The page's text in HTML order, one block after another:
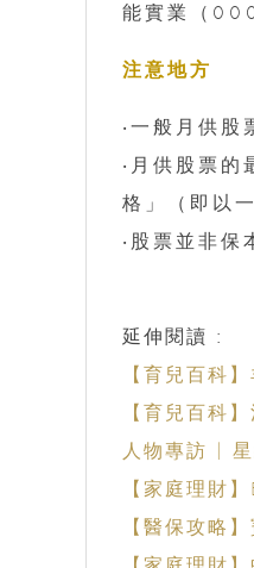
能實業（
注意地方
‧一般月供
‧月供股票的
格」（即以
‧股票並非保
延伸閱讀 :
【育兒百科
【育兒百科
人物專訪 |
【家庭理財
【醫保攻略